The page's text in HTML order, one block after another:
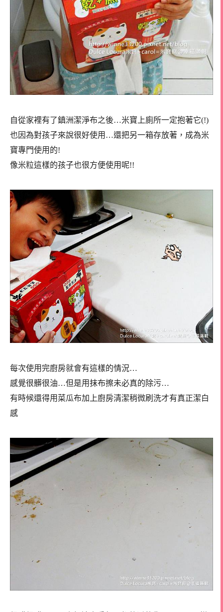
自從家裡有了鎮洲潔淨布之後…米寶上廁所一定抱著它(!)
也因為對孩子來說很好使用…還把另一箱存放著，成為米
寶專門使用的!
像米粒這樣的孩子也很方便使用呢!!
每次使用完廚房就會有這樣的情況…
感覺很髒很油…但是用抹布擦未必真的除污…
有時候還得用菜瓜布加上廚房清潔稍微刷洗才有真正潔白
感